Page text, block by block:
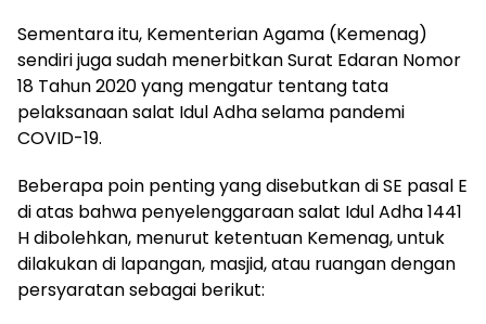
Sementara itu, Kementerian Agama (Kemenag)
sendiri juga sudah menerbitkan Surat Edaran Nomor
18 Tahun 2020 yang mengatur tentang tata
pelaksanaan salat Idul Adha selama pandemi
COVID-19.
Beberapa poin penting yang disebutkan di SE pasal E
di atas bahwa penyelenggaraan salat Idul Adha 1441
H dibolehkan, menurut ketentuan Kemenag, untuk
dilakukan di lapangan, masjid, atau ruangan dengan
persyaratan sebagai berikut: